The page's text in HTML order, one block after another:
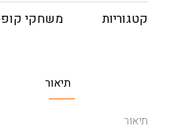
קטגוריות
משחקי
תיאור
תיאור